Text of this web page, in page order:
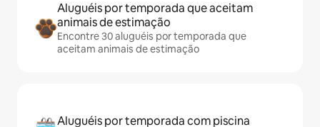
Aluguéis por temporada que aceitam
animais de estimação
Encontre 30 aluguéis por temporada que
aceitam animais de estimação
Aluguéis por temporada com piscina